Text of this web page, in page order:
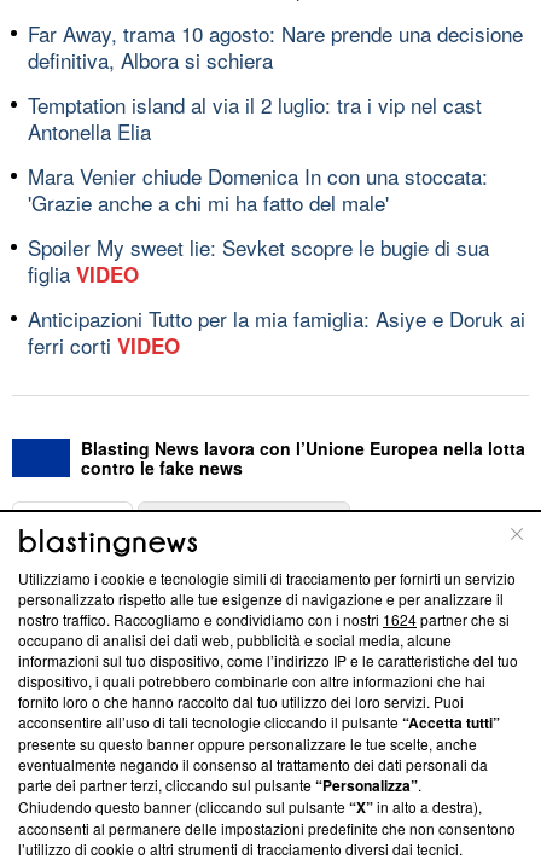
Far Away, trama 10 agosto: Nare prende una decisione
definitiva, Albora si schiera
Temptation island al via il 2 luglio: tra i vip nel cast
Antonella Elia
Mara Venier chiude Domenica In con una stoccata:
'Grazie anche a chi mi ha fatto del male'
Spoiler My sweet lie: Sevket scopre le bugie di sua
figlia VIDEO
Anticipazioni Tutto per la mia famiglia: Asiye e Doruk ai
ferri corti VIDEO
Blasting News lavora con l’Unione Europea nella lotta
contro le fake news
ABOUT
Questa sezione offre informazioni trasparenti su Blasting
News, sui nostri processi editoriali e su come ci impegniamo a
creare news di qualità. Inoltre, afferma la nostra aderenza a
‘Trust Project - News with Integrity’Blasting News non è
ancora membro del programma, ma ha richiesto di farne
parte; Trust Project non ha ancora effettuato una verifica di
conformità agli standard.
Su di noi
Team editoriale
Utilizziamo i cookie e tecnologie simili di tracciamento per fornirti un servizio
personalizzato rispetto alle tue esigenze di navigazione e per analizzare il
nostro traffico. Raccogliamo e condividiamo con i nostri 1624partner che si
occupano di analisi dei dati web, pubblicità e social media, alcune
informazioni sul tuo dispositivo, come l’indirizzo IP e le caratteristiche del tuo
dispositivo, i quali potrebbero combinarle con altre informazioni che hai
fornito loro o che hanno raccolto dal tuo utilizzo dei loro servizi. Puoi
acconsentire all’uso di tali tecnologie cliccando il pulsante“Accetta tutti”
presente su questo banner oppure personalizzare le tue scelte, anche
eventualmente negando il consenso al trattamento dei dati personali da
parte dei partner terzi, cliccando sul pulsante“Personalizza”.
Chiudendo questo banner (cliccando sul pulsante“X”in alto a destra),
acconsenti al permanere delle impostazioni predefinite che non consentono
l’utilizzo di cookie o altri strumenti di tracciamento diversi dai tecnici.